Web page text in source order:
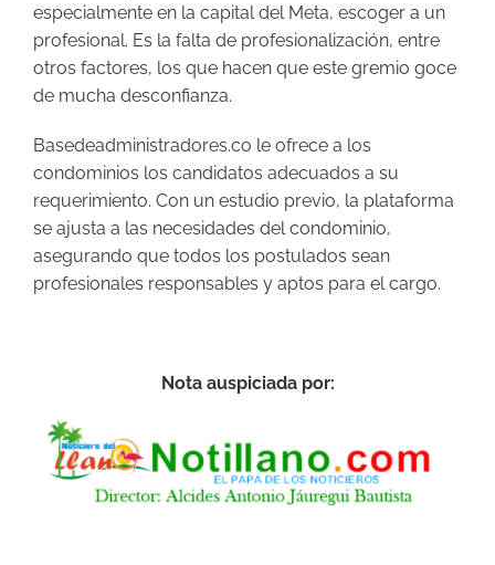
especialmente en la capital del Meta, escoger a un
profesional. Es la falta de profesionalización, entre
otros factores, los que hacen que este gremio goce
de mucha desconfianza.
Basedeadministradores.co le ofrece a los
condominios los candidatos adecuados a su
requerimiento. Con un estudio previo, la plataforma
se ajusta a las necesidades del condominio,
asegurando que todos los postulados sean
profesionales responsables y aptos para el cargo.
Nota auspiciada por: